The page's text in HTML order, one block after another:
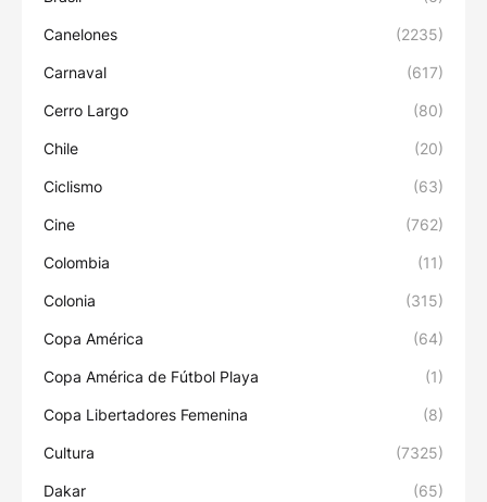
Canelones (2235)
Carnaval (617)
Cerro Largo (80)
Chile (20)
Ciclismo (63)
Cine (762)
Colombia (11)
Colonia (315)
Copa América (64)
Copa América de Fútbol Playa (1)
Copa Libertadores Femenina (8)
Cultura (7325)
Dakar (65)